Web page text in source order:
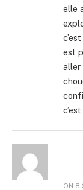
elle
est
aller
ON 8